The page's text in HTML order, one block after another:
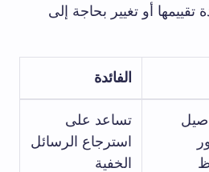
تقييمها أو تغيير بحاجة إلى⁤
الفائدة
تساعد‌ على
استرجاع الرسائل
الخفية